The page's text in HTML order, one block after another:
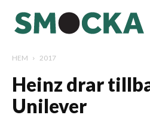
HEM 2017
Heinz drar
Unilever